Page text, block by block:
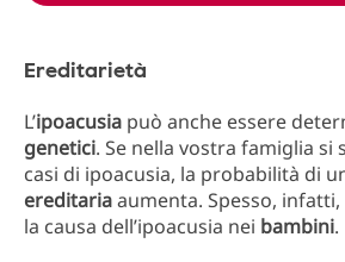
Ereditarietà
L’ipoacusia può anche essere
genetici. Se nella vostra famiglia si
casi di ipoacusia, la probabilità di
ereditariaaumenta. Spesso,
la causa dell’ipoacusia nei bambini.